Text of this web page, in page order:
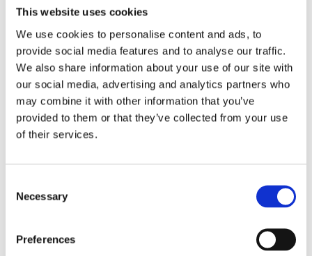
This website uses cookies
We use cookies to personalise content and ads, to
provide social media features and to analyse our traffic.
We also share information about your use of our site with
our social media, advertising and analytics partners who
may combine it with other information that you’ve
provided to them or that they’ve collected from your use
of their services.
Selection
Necessary
Preferences
immunsystemets normala funktion, normal
muskelfunktion och till att bibehålla normal benstomme.
Tänk på vikten av en mångsidig och balanserad kost och en
hälsosam livsstil.